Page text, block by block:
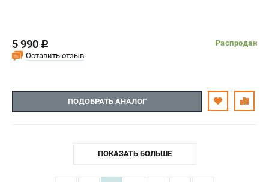
5 990 c
Распродан
Оставить отзыв
ПОДОБРАТЬ АНАЛОГ
ПОКАЗАТЬ БОЛЬШЕ